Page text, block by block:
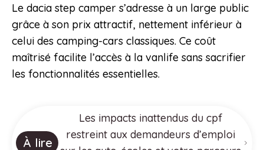
Le dacia step camper s’adresse à un large public
grâce à son prix attractif, nettement inférieur à
celui des camping-cars classiques. Ce coût
maîtrisé facilite l’accès à la vanlife sans sacrifier
les fonctionnalités essentielles.
À lire
Les impacts inattendus du cpf
restreint aux demandeurs d’emploi